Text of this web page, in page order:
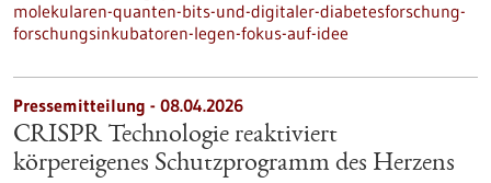
molekularen-quanten-bits-und-digitaler-diabetesforschung-
forschungsinkubatoren-legen-fokus-auf-idee
Pressemitteilung - 08.04.2026
CRISPR Technologie reaktiviert
körpereigenes Schutzprogramm des Herzens